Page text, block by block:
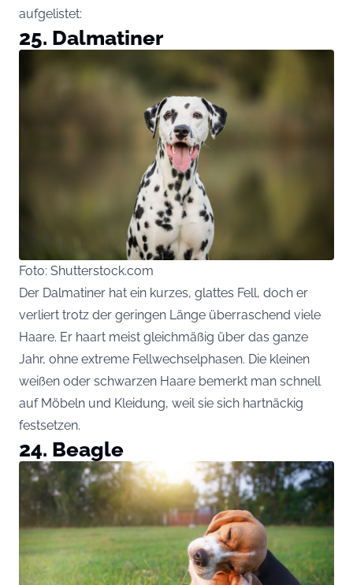
aufgelistet:
25. Dalmatiner
Foto: Shutterstock.com
Der Dalmatiner hat ein kurzes, glattes Fell, doch er
verliert trotz der geringen Länge überraschend viele
Haare. Er haart meist gleichmäßig über das ganze
Jahr, ohne extreme Fellwechselphasen. Die kleinen
weißen oder schwarzen Haare bemerkt man schnell
auf Möbeln und Kleidung, weil sie sich hartnäckig
festsetzen.
24. Beagle